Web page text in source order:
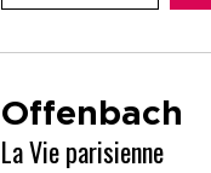
Offenbach
La Vie parisienne